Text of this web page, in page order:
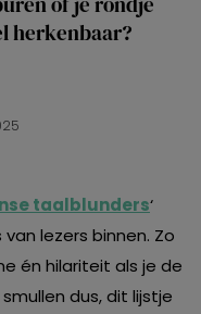
herkenbaar?
taalblunders‘
lezers binnen. Zo
én hilariteit als je de
dus, dit lijstje